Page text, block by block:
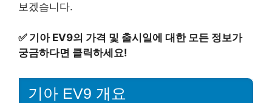
보겠습니다.
✅ 기아 EV9의 가격 및 출시일에 대한 모든 정보가
궁금하다면 클릭하세요!
기아 EV9 개요